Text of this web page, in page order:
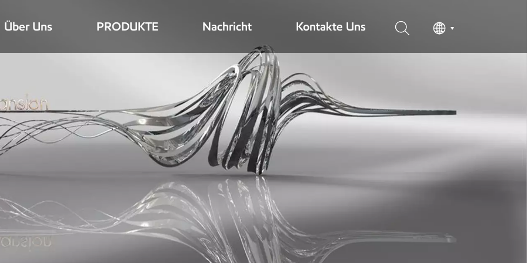
Über Uns PRODUKTE Nachricht Kontakte Uns